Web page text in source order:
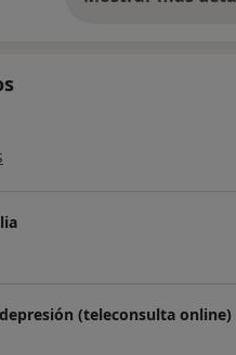
sobre
(teleconsulta online)